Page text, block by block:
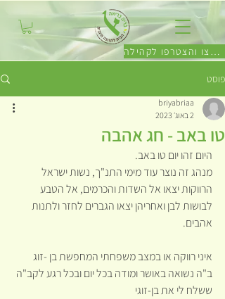
לחצו והצטרפו לקהילה
פוסט
טו באב - חג אהבה
briyabriaa
2 באוג׳ 2023
היום זהו יום טו באב.
מנהג זה נוצר עוד מימי התנ"ך, נשות ישראל
הרווקות יצאו אל השדות והכרמים, אל הטבע
לבושות לבן ואחריהן יצאו הגברים לחזר ולתנות
אהבים.
איני רווקה או במצב משפחתי המחפשת בן -זוג
ב"ה נשואה באושר ומודה בכל יום ובכל רגע לקב"ה
ששלח לי את בן-זוגי